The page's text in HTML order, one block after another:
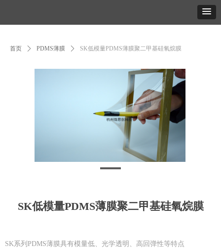
首页 ꄲ PDMS薄膜 ꄲ SK低模量PDMS薄膜聚二甲基硅氧烷膜
SK低模量PDMS薄膜聚二甲基硅氧烷膜
SK系列PDMS薄膜具有模量低、光学透明、高回弹性等特点